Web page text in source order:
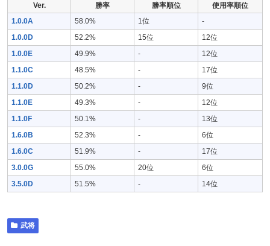
Ver. 勝率 勝率順位
使用率順位
1.0.0A
58.0% 1位 -
1.0.0D 52.2% 15位 12位
1.0.0E 49.9% - 12位
1.1.0C 48.5% - 17位
1.1.0D 50.2% - 9位
1.1.0E 49.3% - 12位
1.1.0F 50.1% - 13位
1.6.0B 52.3% - 6位
1.6.0C 51.9% - 17位
3.0.0G 55.0% 20位 6位
3.5.0D 51.5% - 14位
武将